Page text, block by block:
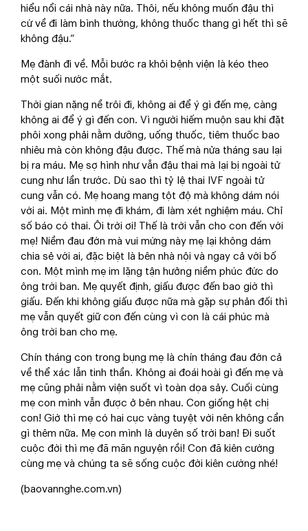
hiểu nổi cái nhà này nữa. Thôi, nếu không muốn đậu thì
cứ về đi làm bình thường, không thuốc thang gì hết thì sẽ
không đậu.”
Mẹ đành đi về. Mỗi bước ra khỏi bệnh viện là kéo theo
một suối nước mắt.
Thời gian nặng nề trôi đi, không ai để ý gì đến mẹ, càng
không ai để ý gì đến con. Vì người hiếm muộn sau khi đặt
phôi xong phải nằm dưỡng, uống thuốc, tiêm thuốc bao
nhiêu mà còn không đậu được. Thế mà nửa tháng sau lại
bị ra máu. Mẹ sợ hình như vẫn đậu thai mà lại bị ngoài tử
cung như lần trước. Dù sao thì tỷ lệ thai IVF ngoài tử
cung vẫn có. Mẹ hoang mang tột độ mà không dám nói
với ai. Một mình mẹ đi khám, đi làm xét nghiệm máu. Chỉ
số báo có thai. Ôi trời ơi! Thế là trời vẫn cho con đến với
mẹ! Niềm đau đớn mà vui mừng này mẹ lại không dám
chia sẻ với ai, đặc biệt là bên nhà nội và ngay cả với bố
con. Một mình mẹ im lặng tận hưởng niềm phúc đức do
ông trời ban. Mẹ quyết định, giấu được đến bao giờ thì
giấu. Đến khi không giấu được nữa mà gặp sự phản đối thì
mẹ vẫn quyết giữ con đến cùng vì con là cái phúc mà
ông trời ban cho mẹ.
Chín tháng con trong bụng mẹ là chín tháng đau đớn cả
về thể xác lẫn tinh thần. Không ai đoái hoài gì đến mẹ và
mẹ cũng phải nằm viện suốt vì toàn dọa sảy. Cuối cùng
mẹ con mình vẫn được ở bên nhau. Con giống hệt chị
con! Giờ thì mẹ có hai cục vàng tuyệt vời nên không cần
gì thêm nữa. Mẹ con mình là duyên số trời ban! Đi suốt
cuộc đời thì mẹ đã mãn nguyện rồi! Con đã kiên cường
cùng mẹ và chúng ta sẽ sống cuộc đời kiên cường nhé!
(baovannghe.com.vn)